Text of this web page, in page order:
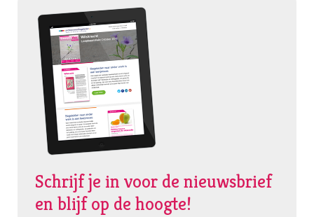
Schrijf je in voor de nieuwsbrief
en blijf op de hoogte!